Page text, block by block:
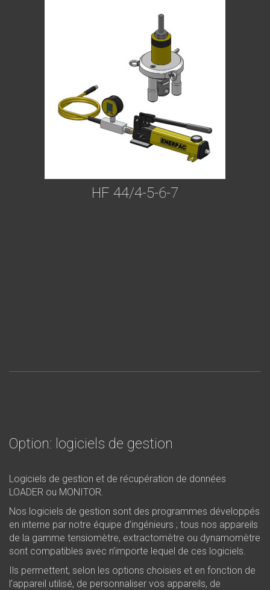
HF 44/4-5-6-7
Option: logiciels de gestion
Logiciels de gestion et de récupération de données
LOADER ou MONITOR.
Nos logiciels de gestion sont des programmes développés
en interne par notre équipe d’ingénieurs ; tous nos appareils
de la gamme tensiomètre, extractomètre ou dynamomètre
sont compatibles avec n’importe lequel de ces logiciels.
Ils permettent, selon les options choisies et en fonction de
l’appareil utilisé, de personnaliser vos appareils, de